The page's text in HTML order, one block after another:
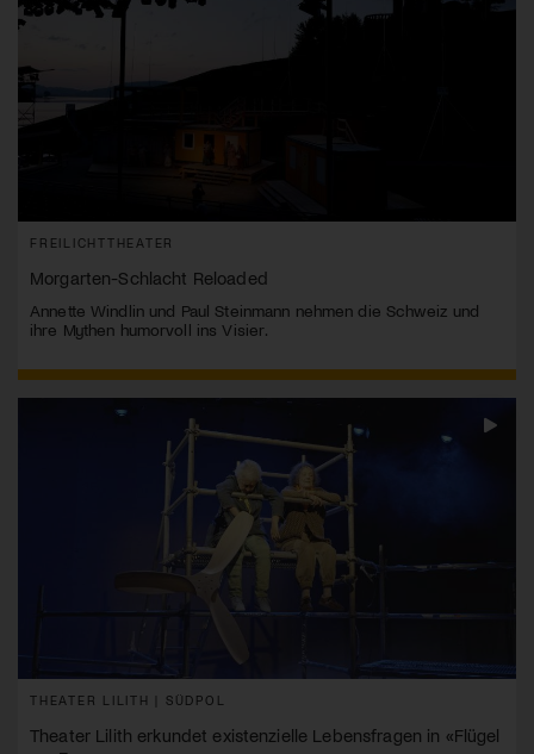
FREILICHTTHEATER
Morgarten-Schlacht Reloaded
Annette Windlin und Paul Steinmann nehmen die Schweiz und
ihre Mythen humorvoll ins Visier.
THEATER LILITH | SÜDPOL
Theater Lilith erkundet existenzielle Lebensfragen in «Flügel